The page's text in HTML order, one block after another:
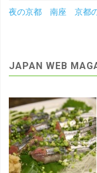
夜の京都 南座 京都
JAPAN WEB